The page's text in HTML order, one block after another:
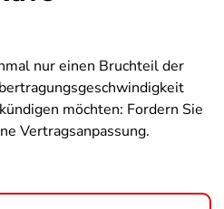
nur einen Bruchteil der
möchten: Fordern Sie
Vertragsanpassung.